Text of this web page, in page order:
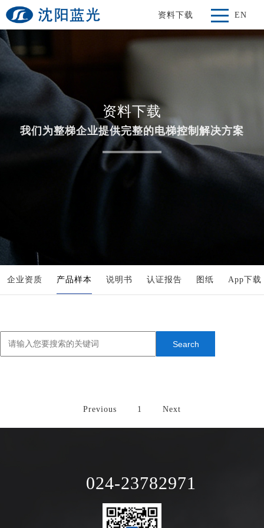
EN
资料下载
资料下载
我们为整梯企业提供完整的电梯控制解决方案
企业资质 产品样本 说明书 认证报告 图纸 App下载
Previous 1 Next
024-23782971